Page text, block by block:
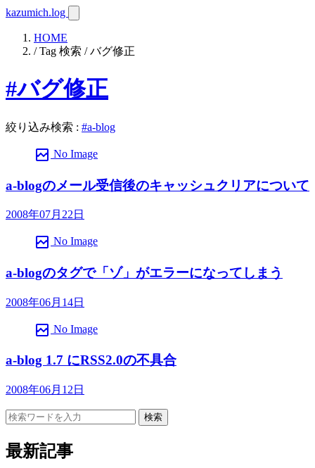
kazumich.log
HOME
/ Tag 検索 / バグ修正
#バグ修正
絞り込み検索 : #a-blog
broken_image No Image
a-blogのメール受信後のキャッシュクリアについて
2008年07月22日
broken_image No Image
a-blogのタグで「ゾ」がエラーになってしまう
2008年06月14日
broken_image No Image
a-blog 1.7 にRSS2.0の不具合
2008年06月12日
検索
最新記事